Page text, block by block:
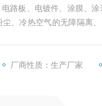
路板、电镀件、涂膜、
、冷热空气的无障隔离
厂商性质：生产厂家